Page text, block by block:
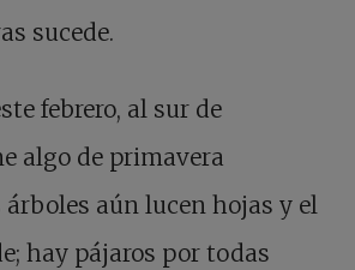
sucede.
febrero, al sur de
algo de primavera
aún lucen hojas y el
hay pájaros por todas